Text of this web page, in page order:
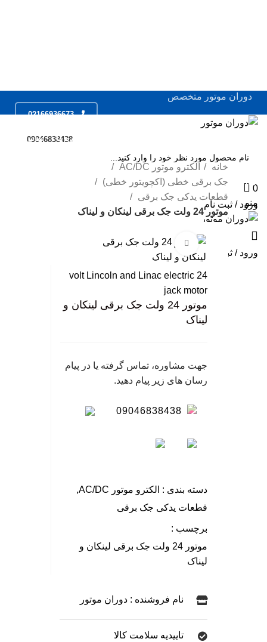
دوران موتور متخصص
02166936673
09046838438
0
ورود / ثبت نام
درباره ما تماس با ما
SEARCH
منو
ورود / ثبت نام
خانه
الکترو موتور AC/DC
جک برقی خطی (اکچویتور خطی)
قطعات یدکی جک برقی
موتور 24 ولت جک برقی لینکان و لیناک
بزرگ نمایی عکس
24 volt Lincoln and Linac electric
jack motor
موتور 24 ولت جک برقی لینکان و
لیناک
جهت مشاوره، تماس گرفته یا در پیام
رسان های زیر پیام دهید.
09046838438
دسته بندی : الکترو موتور AC/DC
,
قطعات یدکی جک برقی
برچسب :
موتور 24 ولت جک برقی لینکان و
لیناک
نام فروشنده : دوران موتور
تاییدیه سلامت کالا